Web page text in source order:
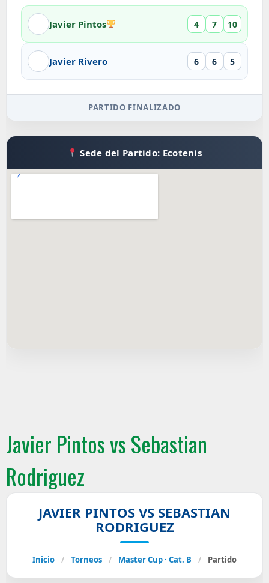
Javier Pintos 4 7 10
Javier Rivero 6 6 5
PARTIDO FINALIZADO
Sede del Partido: Ecotenis
Javier Pintos vs Sebastian
Rodriguez
JAVIER PINTOS VS SEBASTIAN
RODRIGUEZ
Inicio / Torneos / Master Cup · Cat. B / Partido